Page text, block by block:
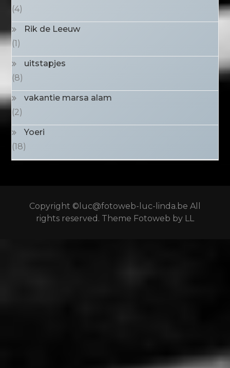
(4)
Rik de Leeuw
(1)
uitstapjes
(8)
vakantie marsa alam
(2)
Yoeri
(18)
Copyright ©luc@fotoweb-luc-linda.be All
rights reserved. Theme Fotoweb by LL